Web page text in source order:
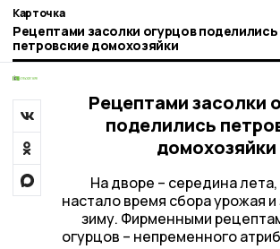
Карточка
Рецептами засолки огурцов поделились
петровские домохозяйки
Рецептами засолки
поделились
домохозяйки
На дворе – середина лета,
настало время сбора урожая и
зиму. Фирменными
огурцов – непременного